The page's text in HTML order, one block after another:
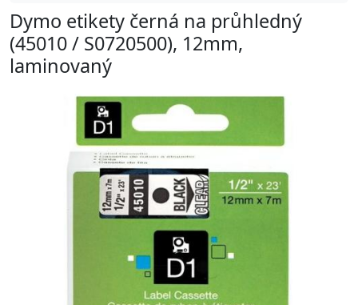
Dymo etikety černá na průhledný
(45010 / S0720500), 12mm,
laminovaný